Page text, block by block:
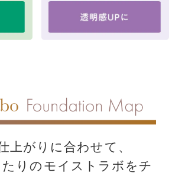
上がりに合わせて、
りのモイストラボをチ